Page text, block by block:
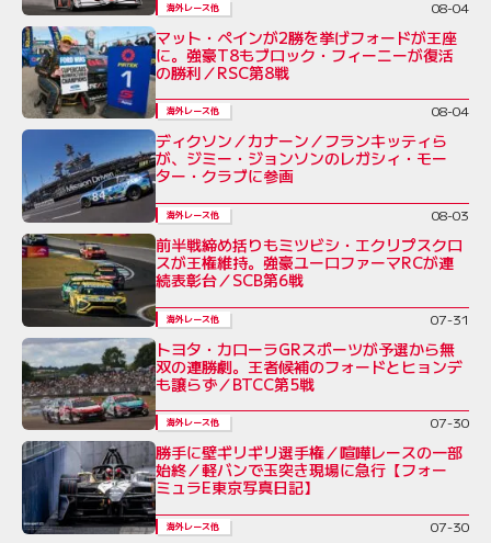
海外レース他 08-04
マット・ペインが2勝を挙げフォードが王座
に。強豪T8もブロック・フィーニーが復活
の勝利／RSC第8戦
海外レース他 08-04
ディクソン／カナーン／フランキッティら
が、ジミー・ジョンソンのレガシィ・モー
ター・クラブに参画
海外レース他 08-03
前半戦締め括りもミツビシ・エクリプスクロ
スが王権維持。強豪ユーロファーマRCが連
続表彰台／SCB第6戦
海外レース他 07-31
トヨタ・カローラGRスポーツが予選から無
双の連勝劇。王者候補のフォードとヒョンデ
も譲らず／BTCC第5戦
海外レース他 07-30
勝手に壁ギリギリ選手権／喧嘩レースの一部
始終／軽バンで玉突き現場に急行【フォー
ミュラE東京写真日記】
海外レース他 07-30